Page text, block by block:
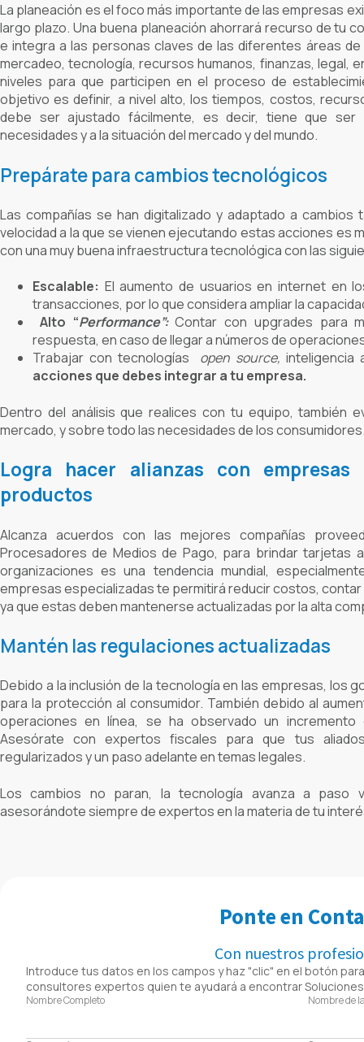
La planeación es el foco más importante de las empresas
largo plazo. Una buena planeación ahorrará recurso de tu
e integra a las personas claves de las diferentes áreas
mercadeo, tecnología, recursos humanos, finanzas, legal,
niveles para que participen en el proceso de
objetivo es definir, a nivel alto, los tiempos, costos,
debe ser ajustado fácilmente, es decir, tiene que ser
necesidades y a la situación del mercado y del mundo.
Prepárate para cambios tecnológicos
Las compañías se han digitalizado y adaptado a
velocidad a la que se vienen ejecutando estas acciones es
con una muy buena infraestructura tecnológica con las
Escalable: El aumento de usuarios en internet en
transacciones, por lo que considera ampliar la
Alto “Performance”:Contar con upgrades para
respuesta, en caso de llegar a números de
Trabajar con tecnologías open source, inteligencia
acciones que debes integrar a tu empresa.
Dentro del análisis que realices con tu equipo, también
mercado, y sobre todo las necesidades de los
Logra hacer alianzas con
productos
Alcanza acuerdos con las mejores compañías
Procesadores de Medios de Pago, para brindar tarjetas
organizaciones es una tendencia mundial,
empresas especializadas te permitirá reducir costos, contar
ya que estas deben mantenerse actualizadas por la alta
Mantén las regulaciones actualizadas
Debido a la inclusión de la tecnología en las empresas, los
para la protección al consumidor. También debido al
operaciones en línea, se ha observado un
Asesórate con expertos fiscales para que tus
regularizados y un paso adelante en temas legales.
Los cambios no paran, la tecnología avanza a paso
asesorándote siempre de expertos en la materia de tu
Ponte en
Con nuestros
Introduce tus datos en los campos y haz "clic" en el botón
consultores expertos quien te ayudará a encontrar
Nombre Completo Nombre de